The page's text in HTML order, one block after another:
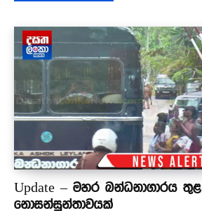
Update – මහර බන්ධනාගාරය තුළ
නොසන්සුන්තාවයක්